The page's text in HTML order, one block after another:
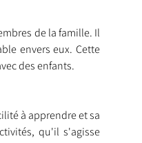
de la famille. Il
envers eux. Cette
des enfants.
à apprendre et sa
qu'il s'agisse